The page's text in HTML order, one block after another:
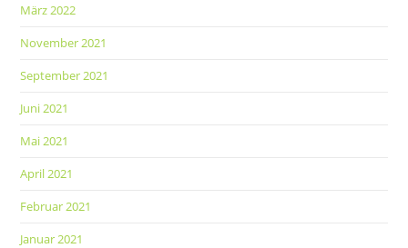
März 2022
November 2021
September 2021
Juni 2021
Mai 2021
April 2021
Februar 2021
Januar 2021